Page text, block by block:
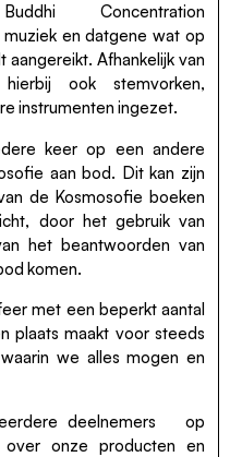
Concentration
en datgene wat op
Afhankelijk van
ook stemvorken,
instrumenten ingezet.
keer op een andere
aan bod. Dit kan zijn
de Kosmosofie boeken
door het gebruik van
het beantwoorden van
komen.
met een beperkt aantal
plaats maakt voor steeds
we alles mogen en
deelnemers
op
onze producten en